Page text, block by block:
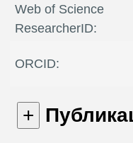
Web of Science
ResearcherID:
ORCID: